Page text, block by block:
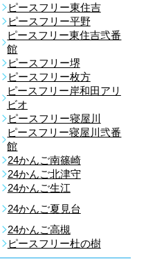
ピースフリー東住吉
ピースフリー平野
ピースフリー東住吉弐番
館
ピースフリー堺
ピースフリー枚方
ピースフリー岸和田アリ
ビオ
ピースフリー寝屋川
ピースフリー寝屋川弐番
館
24かんご南篠崎
24かんご北津守
24かんご生江
24かんご夏見台
24かんご高槻
ピースフリー杜の樹